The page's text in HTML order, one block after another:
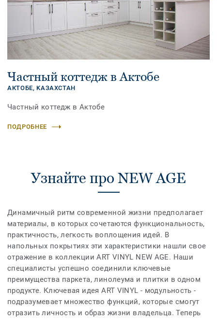
Частный коттедж в Актобе
АКТОБЕ, KАЗАХСТАН
Частный коттедж в Актобе
ПОДРОБНЕЕ
Узнайте про NEW AGE
Динамичный ритм современной жизни предполагает
материалы, в которых сочетаются функциональность,
практичность, легкость воплощения идей. В
напольных покрытиях эти характеристики нашли свое
отражение в коллекции ART VINYL NEW AGE. Наши
специалисты успешно соединили ключевые
преимущества паркета, линолеума и плитки в одном
продукте. Ключевая идея ART VINYL - модульность -
подразумевает множество функций, которые смогут
отразить личность и образ жизни владельца. Теперь